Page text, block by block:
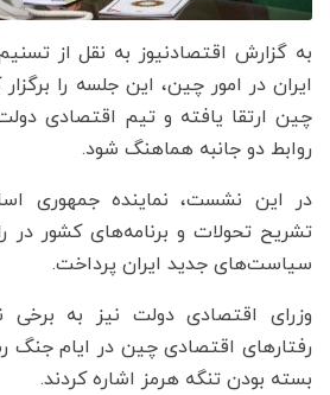
به گزارش اقتصادنیوز به نقل از
ایران در امور چین، این جلسه را
چین ارتقا یافته و تیم اقتصادی
روابط دو جانبه هماهنگ شود.
در این نشست، نماینده جمهوری
تشریح تحولات و برنامه‌های کشور در
سیاست‌های جدید ایران پرداخت.
وزرای اقتصادی دولت نیز به
رفتار‌های اقتصادی چین در ایام جنگ
بسته بودن تنگه هرمز اشاره کردند.